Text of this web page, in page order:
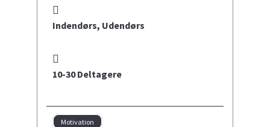
Indendørs, Udendørs
10-30 Deltagere
Motivation